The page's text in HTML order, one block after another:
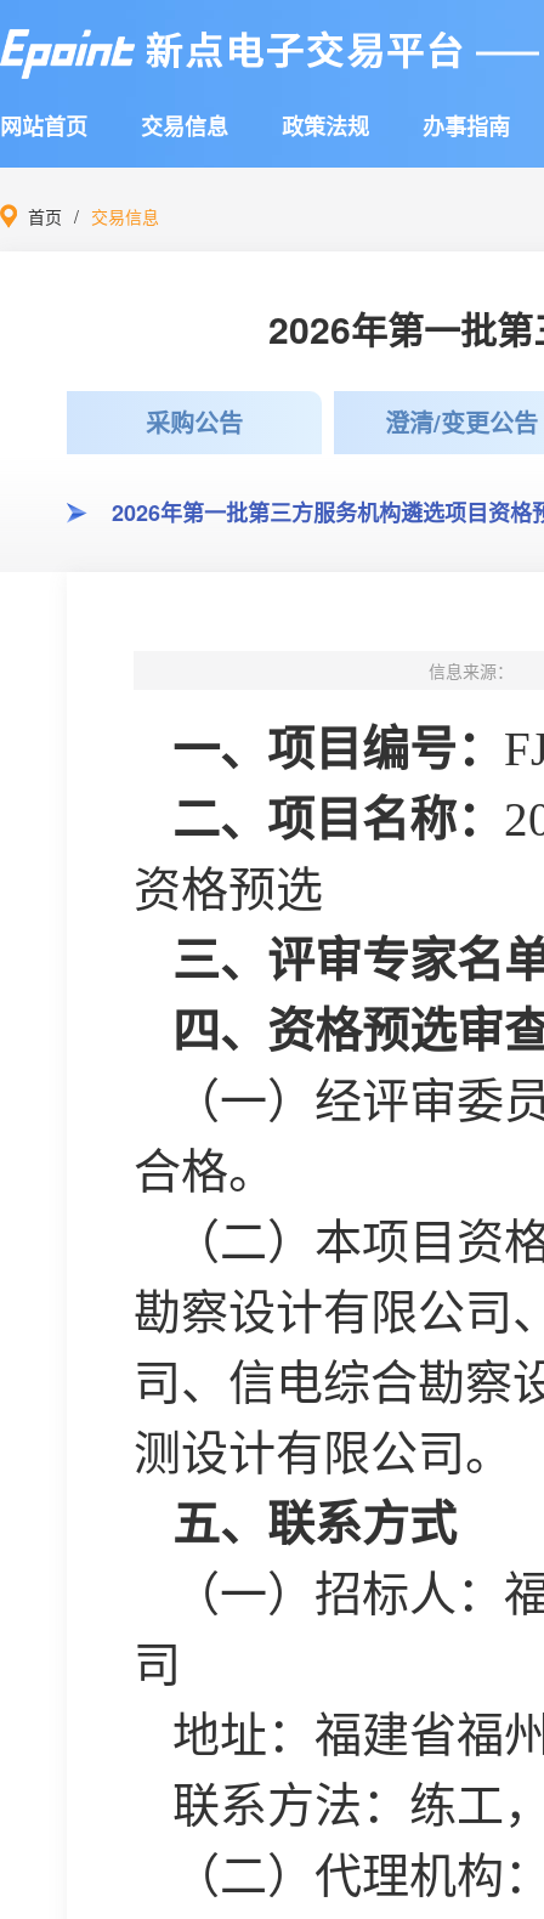
网站首页 交易信息 政策法规 办事指南
首页 交易信息
2026年第一批
采购公告 澄清/变更公告
2026年第一批第三方服务机构遴选项目资格
信息来源：
一、项目编号：
二、项目名称：
资格预选
三、评审专家名
四、资格预选审
（一）经评审委
合格。
（二）本项目资
勘察设计有限公司
司、信电综合勘察
测设计有限公司。
五、联系方式
（一）招标人：
司
地址：福建省福
联系方法：练工
（二）代理机构